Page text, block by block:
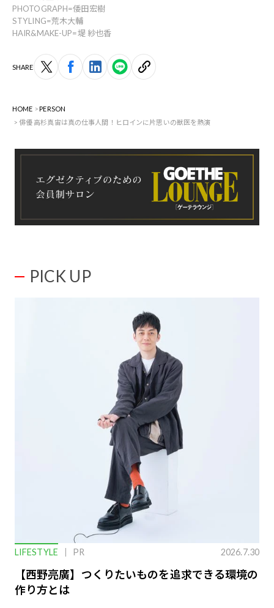
PHOTOGRAPH=倭田宏樹
STYLING=荒木大輔
HAIR&MAKE-UP=堤 紗也香
SHARE
HOME
PERSON
俳優 高杉真宙は真の仕事人間！ヒロインに片思いの獣医を熱演
PICK UP
LIFESTYLE PR 2026.7.30
【西野亮廣】つくりたいものを追求できる環境の
作り方とは